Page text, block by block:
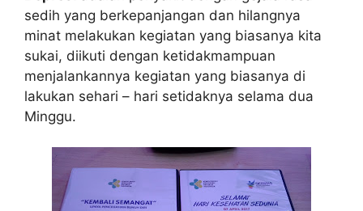
sedih yang berkepanjangan dan hilangnya
minat melakukan kegiatan yang biasanya kita
sukai, diikuti dengan ketidakmampuan
menjalankannya kegiatan yang biasanya di
lakukan sehari – hari setidaknya selama dua
Minggu.